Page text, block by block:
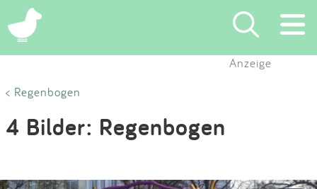
×
Eintragen
Anzeige
< Regenbogen
4 Bilder: Regenbogen